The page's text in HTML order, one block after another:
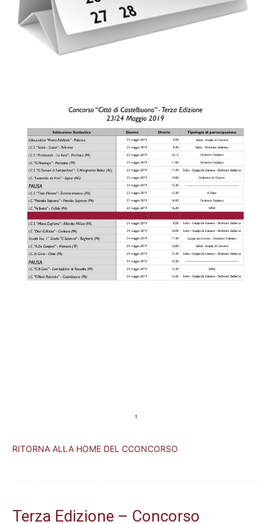
RITORNA ALLA HOME DEL CCONCORSO
Terza Edizione – Concorso